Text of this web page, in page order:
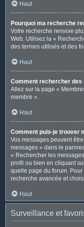
Haut
Pourquoi ma recherche
Votre recherche renvoie
Web. Utilisez la «
des termes utilisés et des
Haut
Comment rechercher des
Allez sur la page «
membre ».
Haut
Comment puis-je trouver
Vos messages peuvent
messages » dans le
« Rechercher les
profil ou bien en cliquant
quelle page du forum.
recherche avancée et
Haut
Surveillance et